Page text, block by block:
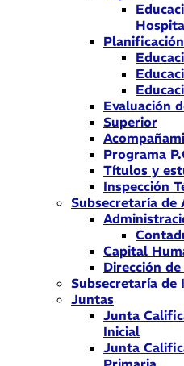
Evaluación
Superior
Programa
Títulos y
Inspección
Subsecretaría de
Capital
Dirección
Subsecretaría
Juntas
Junta
Inicial
Junta